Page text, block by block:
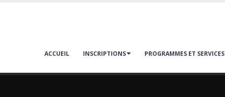
ACCUEIL INSCRIPTIONS PROGRAMMES ET SERVICES